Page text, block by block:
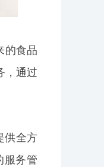
的食品
通过
供全方
服务管